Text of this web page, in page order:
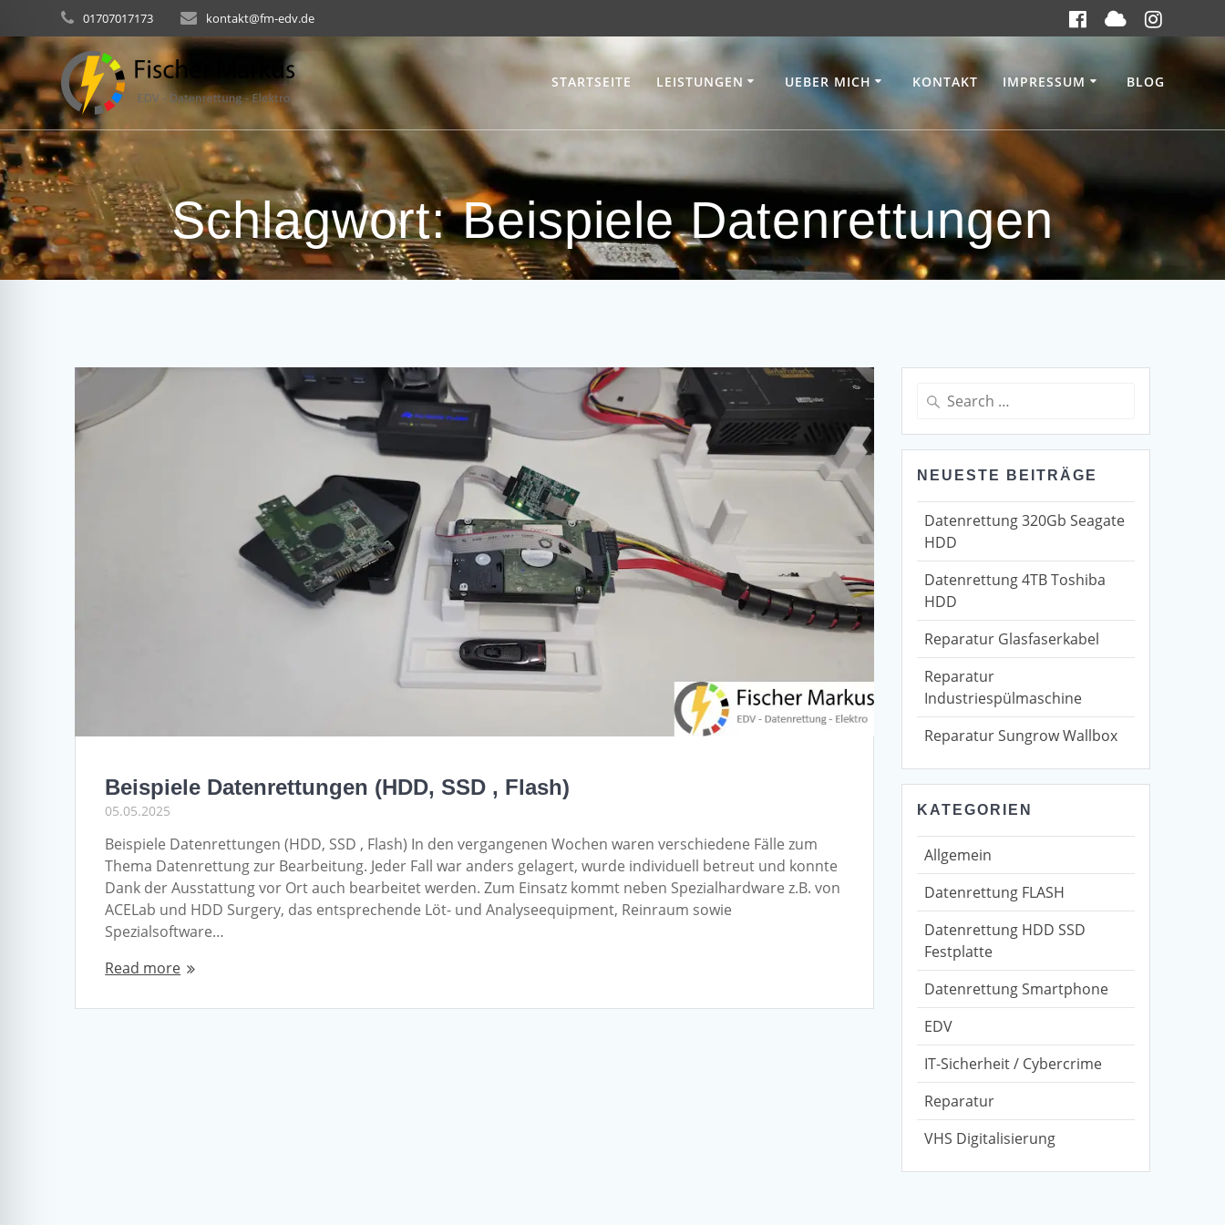
to
content
01707017173 kontakt@fm-edv.de
STARTSEITE LEISTUNGEN UEBER MICH KONTAKT IMPRESSUM BLOG
Schlagwort:Beispiele Datenrettungen
Beispiele Datenrettungen (HDD, SSD , Flash)
05.05.2025
Beispiele Datenrettungen (HDD, SSD , Flash) In den vergangenen Wochen waren verschiedene Fälle zum
Thema Datenrettung zur Bearbeitung. Jeder Fall war anders gelagert, wurde individuell betreut und konnte
Dank der Ausstattung vor Ort auch bearbeitet werden. Zum Einsatz kommt neben Spezialhardware z.B. von
ACELab und HDD Surgery, das entsprechende Löt- und Analyseequipment, Reinraum sowie
Spezialsoftware…
Read more
Search
for:
NEUESTE BEITRÄGE
Datenrettung 320Gb Seagate
HDD
Datenrettung 4TB Toshiba
HDD
Reparatur Glasfaserkabel
Reparatur
Industriespülmaschine
Reparatur Sungrow Wallbox
KATEGORIEN
Allgemein
Datenrettung FLASH
Datenrettung HDD SSD
Festplatte
Datenrettung Smartphone
EDV
IT-Sicherheit / Cybercrime
Reparatur
VHS Digitalisierung